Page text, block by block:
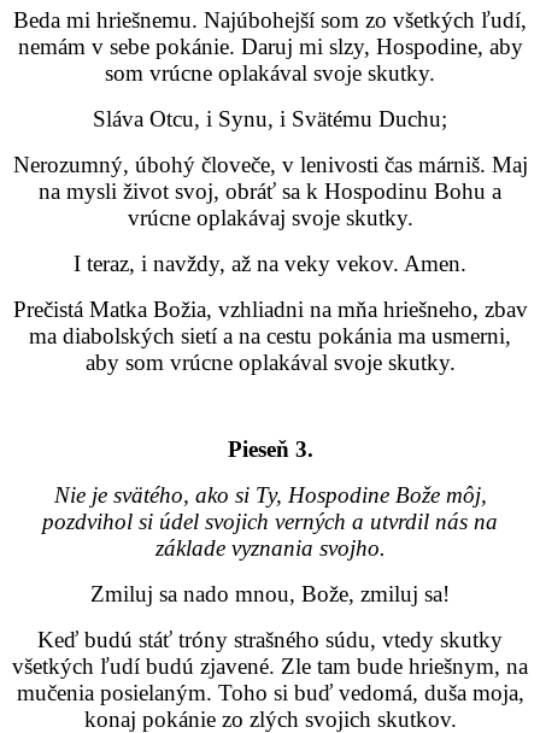
Beda mi hriešnemu. Najúbohejší som zo všetkých ľudí,
nemám v sebe pokánie. Daruj mi slzy, Hospodine, aby
som vrúcne oplakával svoje skutky.
Sláva Otcu, i Synu, i Svätému Duchu;
Nerozumný, úbohý človeče, v lenivosti čas márniš. Maj
na mysli život svoj, obráť sa k Hospodinu Bohu a
vrúcne oplakávaj svoje skutky.
I teraz, i navždy, až na veky vekov. Amen.
Prečistá Matka Božia, vzhliadni na mňa hriešneho, zbav
ma diabolských sietí a na cestu pokánia ma usmerni,
aby som vrúcne oplakával svoje skutky.
Pieseň 3.
Nie je svätého, ako si Ty, Hospodine Bože môj,
pozdvihol si údel svojich verných a utvrdil nás na
základe vyznania svojho.
Zmiluj sa nado mnou, Bože, zmiluj sa!
Keď budú stáť tróny strašného súdu, vtedy skutky
všetkých ľudí budú zjavené. Zle tam bude hriešnym, na
mučenia posielaným. Toho si buď vedomá, duša moja,
konaj pokánie zo zlých svojich skutkov.